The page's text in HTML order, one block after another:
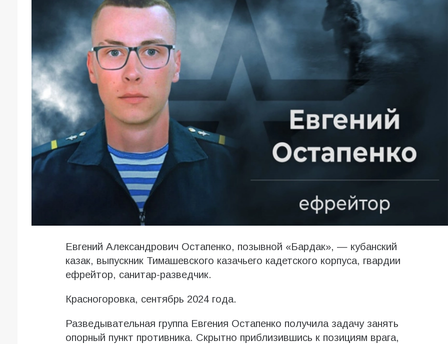
Евгений Александрович Остапенко, позывной «Бардак», — кубанский
казак, выпускник Тимашевского казачьего кадетского корпуса, гвардии
ефрейтор, санитар-разведчик.
Красногоровка, сентябрь 2024 года.
Разведывательная группа Евгения Остапенко получила задачу занять
опорный пункт противника. Скрытно приблизившись к позициям врага,